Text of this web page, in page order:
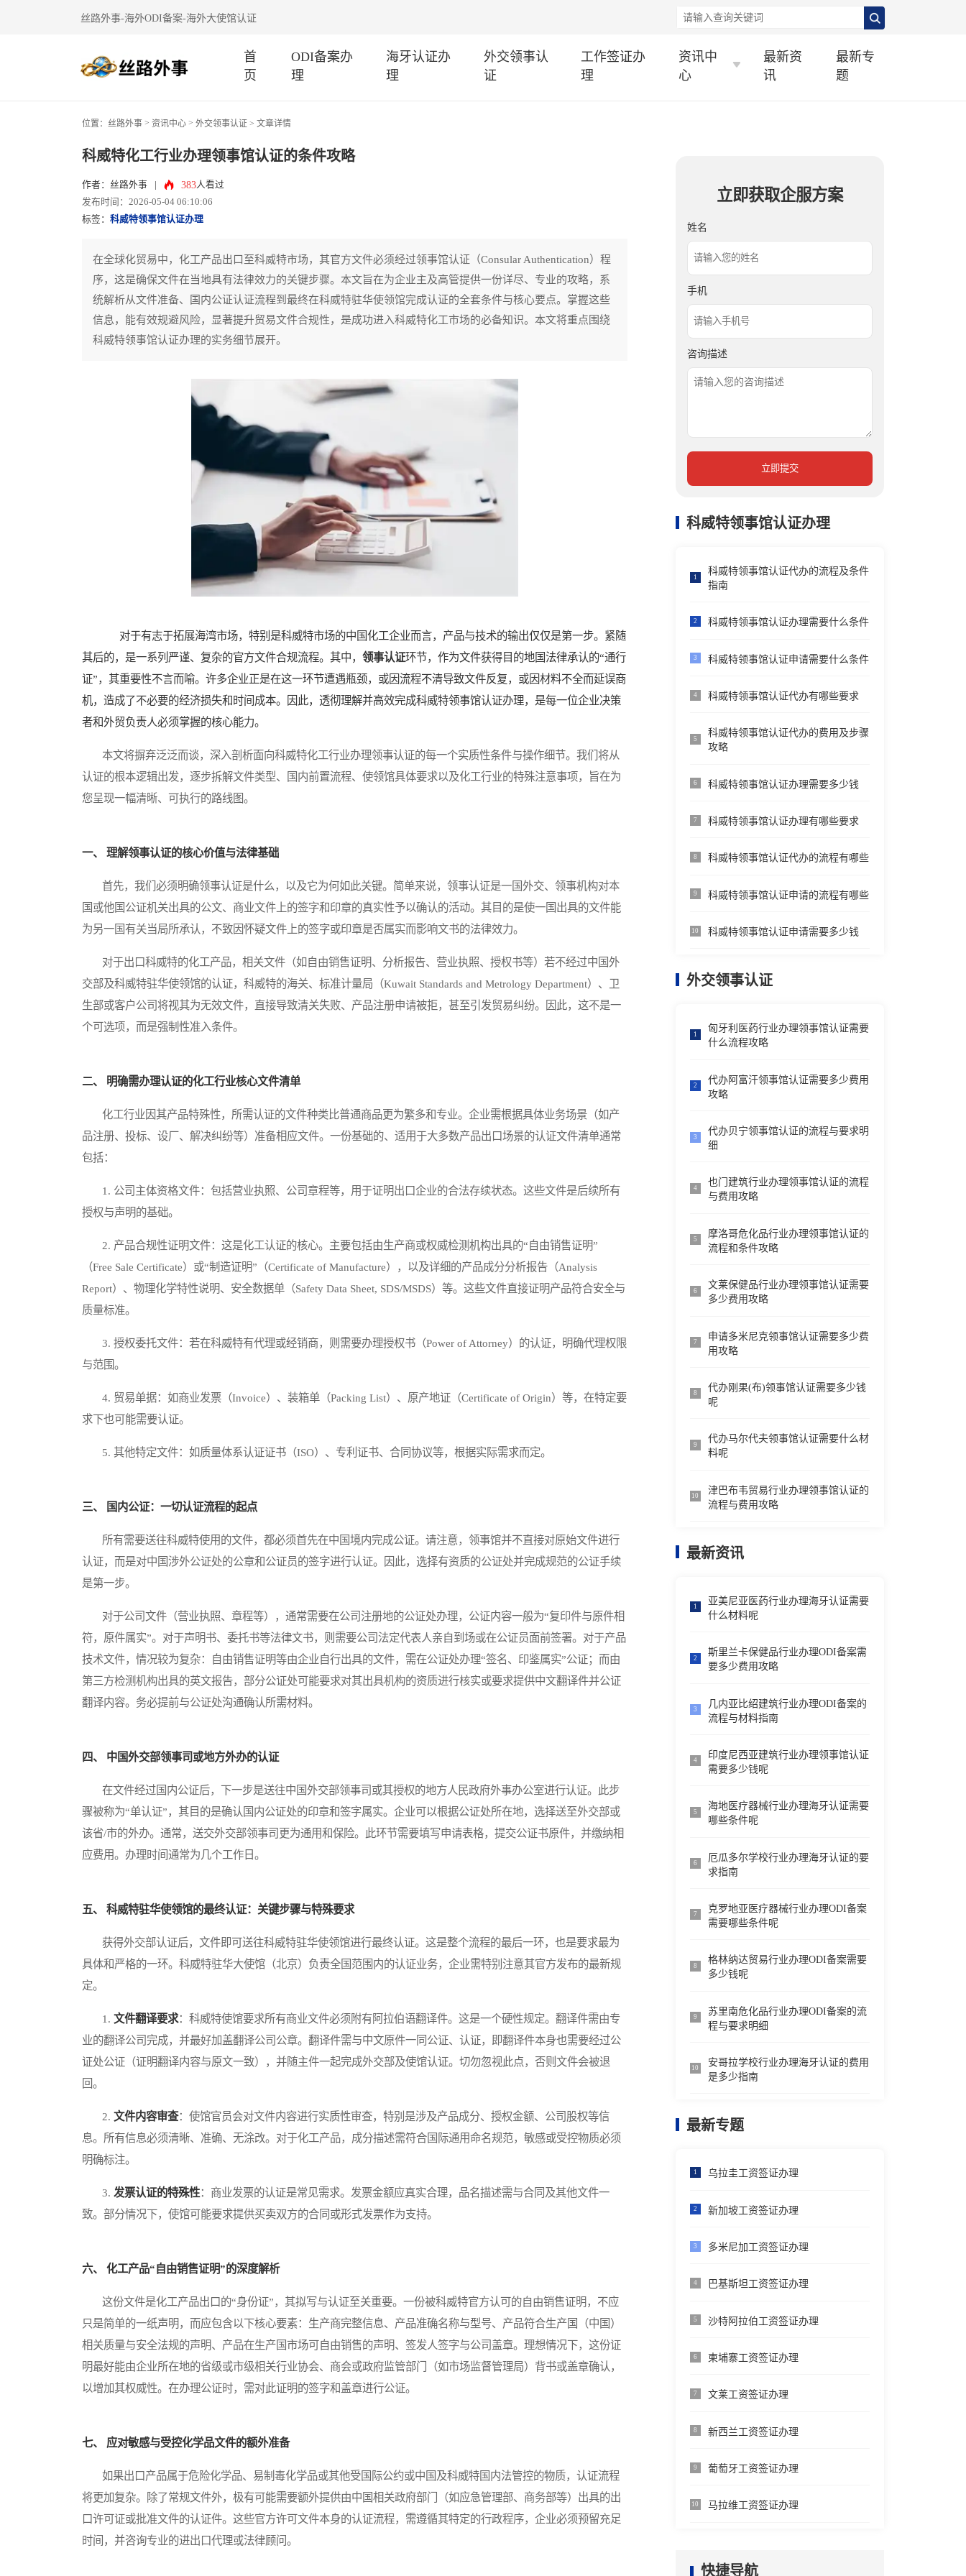
丝路外事-海外ODI备案-海外大使馆认证
首
页
ODI备案办
理
海牙认证办
理
外交领事认
证
工作签证办
理
资讯中
心
最新资
讯
最新专
题
位置： 丝路外事 > 资讯中心 > 外交领事认证 > 文章详情
科威特化工行业办理领事馆认证的条件攻略
作者：丝路外事 383人看过
发布时间：2026-05-04 06:10:06
标签： 科威特领事馆认证办理
在全球化贸易中，化工产品出口至科威特市场，其官方文件必须经过领事馆认证（Consular Authentication）程
序，这是确保文件在当地具有法律效力的关键步骤。本文旨在为企业主及高管提供一份详尽、专业的攻略，系
统解析从文件准备、国内公证认证流程到最终在科威特驻华使领馆完成认证的全套条件与核心要点。掌握这些
信息，能有效规避风险，显著提升贸易文件合规性，是成功进入科威特化工市场的必备知识。本文将重点围绕
科威特领事馆认证办理的实务细节展开。
对于有志于拓展海湾市场，特别是科威特市场的中国化工企业而言，产品与技术的输出仅仅是第一步。紧随
其后的，是一系列严谨、复杂的官方文件合规流程。其中， 领事认证环节，作为文件获得目的地国法律承认的“通行
证”，其重要性不言而喻。许多企业正是在这一环节遭遇瓶颈，或因流程不清导致文件反复，或因材料不全而延误商
机，造成了不必要的经济损失和时间成本。因此，透彻理解并高效完成科威特领事馆认证办理，是每一位企业决策
者和外贸负责人必须掌握的核心能力。
本文将摒弃泛泛而谈，深入剖析面向科威特化工行业办理领事认证的每一个实质性条件与操作细节。我们将从
认证的根本逻辑出发，逐步拆解文件类型、国内前置流程、使领馆具体要求以及化工行业的特殊注意事项，旨在为
您呈现一幅清晰、可执行的路线图。
一、 理解领事认证的核心价值与法律基础
首先，我们必须明确领事认证是什么，以及它为何如此关键。简单来说，领事认证是一国外交、领事机构对本
国或他国公证机关出具的公文、商业文件上的签字和印章的真实性予以确认的活动。其目的是使一国出具的文件能
为另一国有关当局所承认，不致因怀疑文件上的签字或印章是否属实而影响文书的法律效力。
对于出口科威特的化工产品，相关文件（如自由销售证明、分析报告、营业执照、授权书等）若不经过中国外
交部及科威特驻华使领馆的认证，科威特的海关、标准计量局（Kuwait Standards and Metrology Department）、卫
生部或客户公司将视其为无效文件，直接导致清关失败、产品注册申请被拒，甚至引发贸易纠纷。因此，这不是一
个可选项，而是强制性准入条件。
二、 明确需办理认证的化工行业核心文件清单
化工行业因其产品特殊性，所需认证的文件种类比普通商品更为繁多和专业。企业需根据具体业务场景（如产
品注册、投标、设厂、解决纠纷等）准备相应文件。一份基础的、适用于大多数产品出口场景的认证文件清单通常
包括：
1. 公司主体资格文件：包括营业执照、公司章程等，用于证明出口企业的合法存续状态。这些文件是后续所有
授权与声明的基础。
2. 产品合规性证明文件：这是化工认证的核心。主要包括由生产商或权威检测机构出具的“自由销售证明”
（Free Sale Certificate）或“制造证明”（Certificate of Manufacture），以及详细的产品成分分析报告（Analysis
Report）、物理化学特性说明、安全数据单（Safety Data Sheet, SDS/MSDS）等。这些文件直接证明产品符合安全与
质量标准。
3. 授权委托文件：若在科威特有代理或经销商，则需要办理授权书（Power of Attorney）的认证，明确代理权限
与范围。
4. 贸易单据：如商业发票（Invoice）、装箱单（Packing List）、原产地证（Certificate of Origin）等，在特定要
求下也可能需要认证。
5. 其他特定文件：如质量体系认证证书（ISO）、专利证书、合同协议等，根据实际需求而定。
三、 国内公证：一切认证流程的起点
所有需要送往科威特使用的文件，都必须首先在中国境内完成公证。请注意，领事馆并不直接对原始文件进行
认证，而是对中国涉外公证处的公章和公证员的签字进行认证。因此，选择有资质的公证处并完成规范的公证手续
是第一步。
对于公司文件（营业执照、章程等），通常需要在公司注册地的公证处办理，公证内容一般为“复印件与原件相
符，原件属实”。对于声明书、委托书等法律文书，则需要公司法定代表人亲自到场或在公证员面前签署。对于产品
技术文件，情况较为复杂：自由销售证明等由企业自行出具的文件，需在公证处办理“签名、印鉴属实”公证；而由
第三方检测机构出具的英文报告，部分公证处可能要求对其出具机构的资质进行核实或要求提供中文翻译件并公证
翻译内容。务必提前与公证处沟通确认所需材料。
四、 中国外交部领事司或地方外办的认证
在文件经过国内公证后，下一步是送往中国外交部领事司或其授权的地方人民政府外事办公室进行认证。此步
骤被称为“单认证”，其目的是确认国内公证处的印章和签字属实。企业可以根据公证处所在地，选择送至外交部或
该省/市的外办。通常，送交外交部领事司更为通用和保险。此环节需要填写申请表格，提交公证书原件，并缴纳相
应费用。办理时间通常为几个工作日。
五、 科威特驻华使领馆的最终认证：关键步骤与特殊要求
获得外交部认证后，文件即可送往科威特驻华使领馆进行最终认证。这是整个流程的最后一环，也是要求最为
具体和严格的一环。科威特驻华大使馆（北京）负责全国范围内的认证业务，企业需特别注意其官方发布的最新规
定。
1. 文件翻译要求：科威特使馆要求所有商业文件必须附有阿拉伯语翻译件。这是一个硬性规定。翻译件需由专
业的翻译公司完成，并最好加盖翻译公司公章。翻译件需与中文原件一同公证、认证，即翻译件本身也需要经过公
证处公证（证明翻译内容与原文一致），并随主件一起完成外交部及使馆认证。切勿忽视此点，否则文件会被退
回。
2. 文件内容审查：使馆官员会对文件内容进行实质性审查，特别是涉及产品成分、授权金额、公司股权等信
息。所有信息必须清晰、准确、无涂改。对于化工产品，成分描述需符合国际通用命名规范，敏感或受控物质必须
明确标注。
3. 发票认证的特殊性：商业发票的认证是常见需求。发票金额应真实合理，品名描述需与合同及其他文件一
致。部分情况下，使馆可能要求提供买卖双方的合同或形式发票作为支持。
六、 化工产品“自由销售证明”的深度解析
这份文件是化工产品出口的“身份证”，其拟写与认证至关重要。一份被科威特官方认可的自由销售证明，不应
只是简单的一纸声明，而应包含以下核心要素：生产商完整信息、产品准确名称与型号、产品符合生产国（中国）
相关质量与安全法规的声明、产品在生产国市场可自由销售的声明、签发人签字与公司盖章。理想情况下，这份证
明最好能由企业所在地的省级或市级相关行业协会、商会或政府监管部门（如市场监督管理局）背书或盖章确认，
以增加其权威性。在办理公证时，需对此证明的签字和盖章进行公证。
七、 应对敏感与受控化学品文件的额外准备
如果出口产品属于危险化学品、易制毒化学品或其他受国际公约或中国及科威特国内法管控的物质，认证流程
将更加复杂。除了常规文件外，极有可能需要额外提供由中国相关政府部门（如应急管理部、商务部等）出具的出
口许可证或批准文件的认证件。这些官方许可文件本身的认证流程，需遵循其特定的行政程序，企业必须预留充足
时间，并咨询专业的进出口代理或法律顾问。
立即获取企服方案
姓名
手机
咨询描述
立即提交
科威特领事馆认证办理
1
科威特领事馆认证代办的流程及条件
指南
2 科威特领事馆认证办理需要什么条件
3 科威特领事馆认证申请需要什么条件
4 科威特领事馆认证代办有哪些要求
5
科威特领事馆认证代办的费用及步骤
攻略
6 科威特领事馆认证办理需要多少钱
7 科威特领事馆认证办理有哪些要求
8 科威特领事馆认证代办的流程有哪些
9 科威特领事馆认证申请的流程有哪些
10 科威特领事馆认证申请需要多少钱
外交领事认证
1
匈牙利医药行业办理领事馆认证需要
什么流程攻略
2
代办阿富汗领事馆认证需要多少费用
攻略
3
代办贝宁领事馆认证的流程与要求明
细
4
也门建筑行业办理领事馆认证的流程
与费用攻略
5
摩洛哥危化品行业办理领事馆认证的
流程和条件攻略
6
文莱保健品行业办理领事馆认证需要
多少费用攻略
7
申请多米尼克领事馆认证需要多少费
用攻略
8
代办刚果(布)领事馆认证需要多少钱
呢
9
代办马尔代夫领事馆认证需要什么材
料呢
10
津巴布韦贸易行业办理领事馆认证的
流程与费用攻略
最新资讯
1
亚美尼亚医药行业办理海牙认证需要
什么材料呢
2
斯里兰卡保健品行业办理ODI备案需
要多少费用攻略
3
几内亚比绍建筑行业办理ODI备案的
流程与材料指南
4
印度尼西亚建筑行业办理领事馆认证
需要多少钱呢
5
海地医疗器械行业办理海牙认证需要
哪些条件呢
6
厄瓜多尔学校行业办理海牙认证的要
求指南
7
克罗地亚医疗器械行业办理ODI备案
需要哪些条件呢
8
格林纳达贸易行业办理ODI备案需要
多少钱呢
9
苏里南危化品行业办理ODI备案的流
程与要求明细
10
安哥拉学校行业办理海牙认证的费用
是多少指南
最新专题
1 乌拉圭工资签证办理
2 新加坡工资签证办理
3 多米尼加工资签证办理
4 巴基斯坦工资签证办理
5 沙特阿拉伯工资签证办理
6 柬埔寨工资签证办理
7 文莱工资签证办理
8 新西兰工资签证办理
9 葡萄牙工资签证办理
10 马拉维工资签证办理
快捷导航